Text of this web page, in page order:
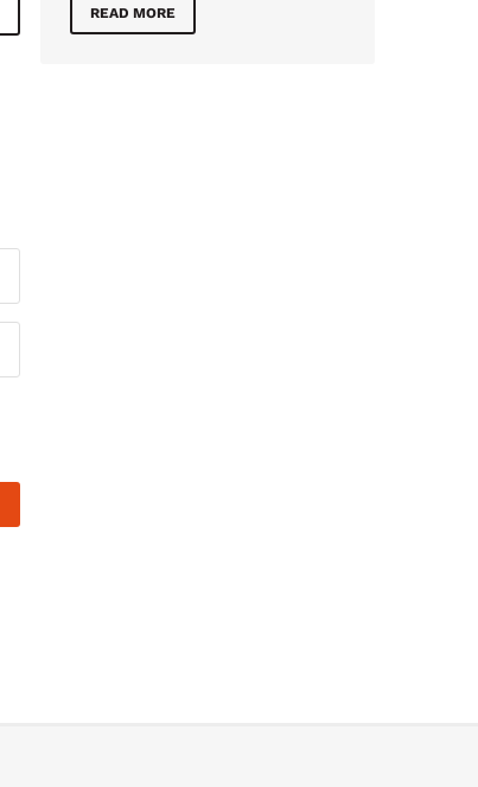
READ MORE